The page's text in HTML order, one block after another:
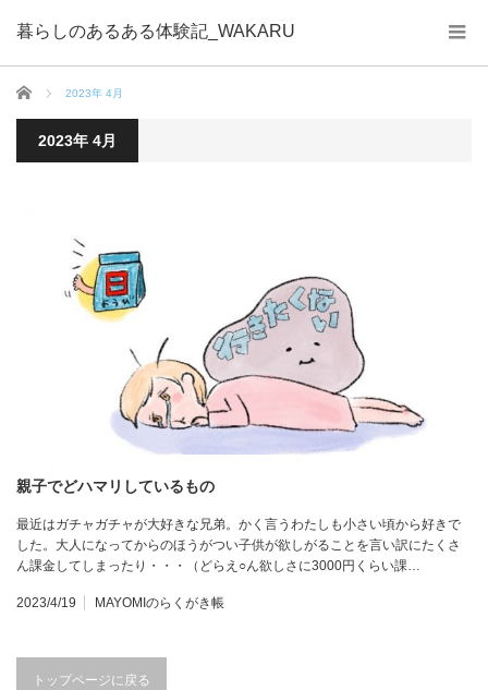
暮らしのあるある体験記_WAKARU
ホーム 2023年 4月
2023年 4月
親子でどハマリしているもの
最近はガチャガチャが大好きな兄弟。かく言うわたしも小さい頃から好きで
した。大人になってからのほうがつい子供が欲しがることを言い訳にたくさ
ん課金してしまったり・・・（どらえ○ん欲しさに3000円くらい課…
2023/4/19 MAYOMIのらくがき帳
トップページに戻る